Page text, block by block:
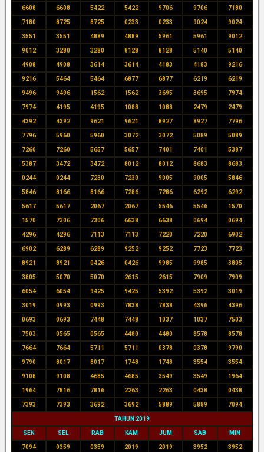
6608 6608 5422 5422 9706 9706 7180
7180 8725 8725 0233 0233 9024 9024
3551 3551 4889 4889 5961 5961 9012
9012 3280 3280 8128 8128 5140 5140
4908 4908 3614 3614 4183 4183 9216
9216 5464 5464 6877 6877 6219 6219
9496 9496 1562 1562 3695 3695 7974
7974 4195 4195 1088 1088 2479 2479
4392 4392 9621 9621 8927 8927 7796
7796 5960 5960 3072 3072 5089 5089
7260 7260 5657 5657 7401 7401 5387
5387 3472 3472 8012 8012 8683 8683
0244 0244 7230 7230 9005 9005 5846
5846 8166 8166 7286 7286 6292 6292
5617 5617 2067 2067 5546 5546 1570
1570 7306 7306 6638 6638 0694 0694
4296 4296 7113 7113 7220 7220 6902
6902 6289 6289 9252 9252 7723 7723
8921 8921 0426 0426 9985 9985 3805
3805 5070 5070 2615 2615 7909 7909
6054 6054 9425 9425 5392 5392 3019
3019 0993 0993 7838 7838 4396 4396
0693 0693 7448 7448 1037 1037 7503
7503 0565 0565 4480 4480 8578 8578
7664 7664 5711 5711 0378 0378 9790
9790 8017 8017 1748 1748 3554 3554
9108 9108 4685 4685 3549 3549 1964
1964 7816 7816 2263 2263 0438 0438
7393 7393 3692 3692 5889 5889 7094
TAHUN 2019
SEN SEL RAB KAM JUM SAB MIN
7094 0359 0359 2019 2019 3952 3952